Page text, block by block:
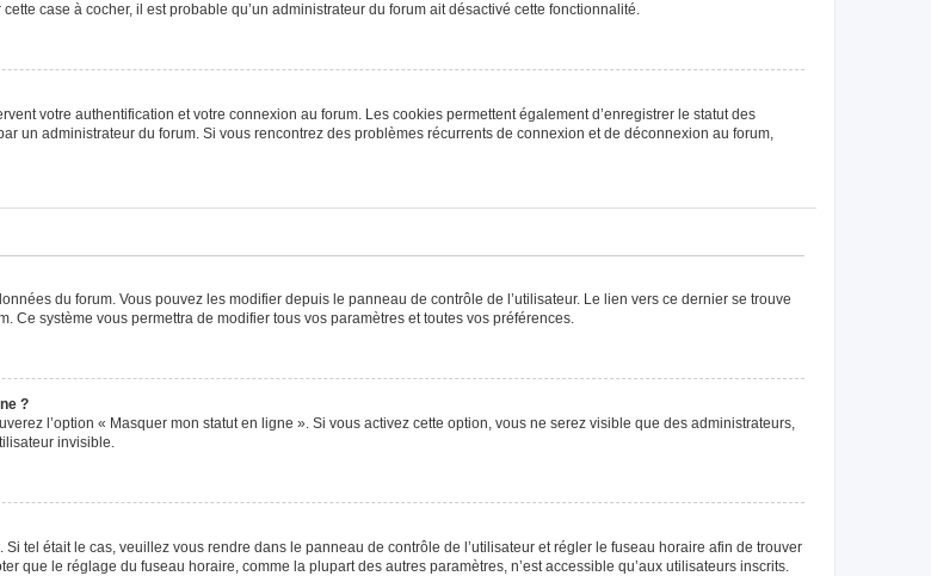
case à cocher, il est probable qu’un administrateur du forum ait désactivé cette fonctionnalité.
votre authentification et votre connexion au forum. Les cookies permettent également d’enregistrer le statut des
un administrateur du forum. Si vous rencontrez des problèmes récurrents de connexion et de déconnexion au forum,
du forum. Vous pouvez les modifier depuis le panneau de contrôle de l’utilisateur. Le lien vers ce dernier se trouve
Ce système vous permettra de modifier tous vos paramètres et toutes vos préférences.
?
l’option « Masquer mon statut en ligne ». Si vous activez cette option, vous ne serez visible que des administrateurs,
invisible.
tel était le cas, veuillez vous rendre dans le panneau de contrôle de l’utilisateur et régler le fuseau horaire afin de trouver
que le réglage du fuseau horaire, comme la plupart des autres paramètres, n’est accessible qu’aux utilisateurs inscrits.